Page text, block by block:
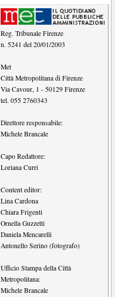
Reg. Tribunale Firenze
n. 5241 del 20/01/2003
Met
Città Metropolitana di Firenze
Via Cavour, 1 - 50129 Firenze
tel. 055 2760343
Direttore responsabile:
Michele Brancale
Capo Redattore:
Loriana Curri
Content editor:
Lina Cardona
Chiara Frigenti
Ornella Guzzetti
Daniela Mencarelli
Antonello Serino (fotografo)
Ufficio Stampa della Città
Metropolitana:
Michele Brancale